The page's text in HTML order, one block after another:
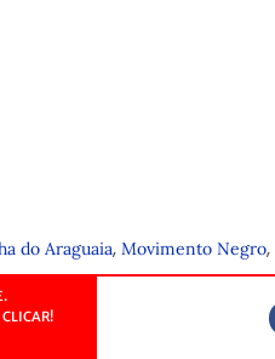
do Araguaia, Movimento Negro,